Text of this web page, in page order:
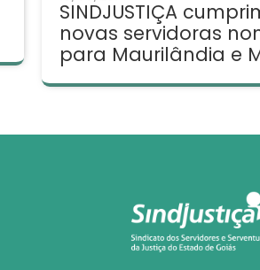
SINDJUSTIÇA
novas servidoras
para Maurilândia e